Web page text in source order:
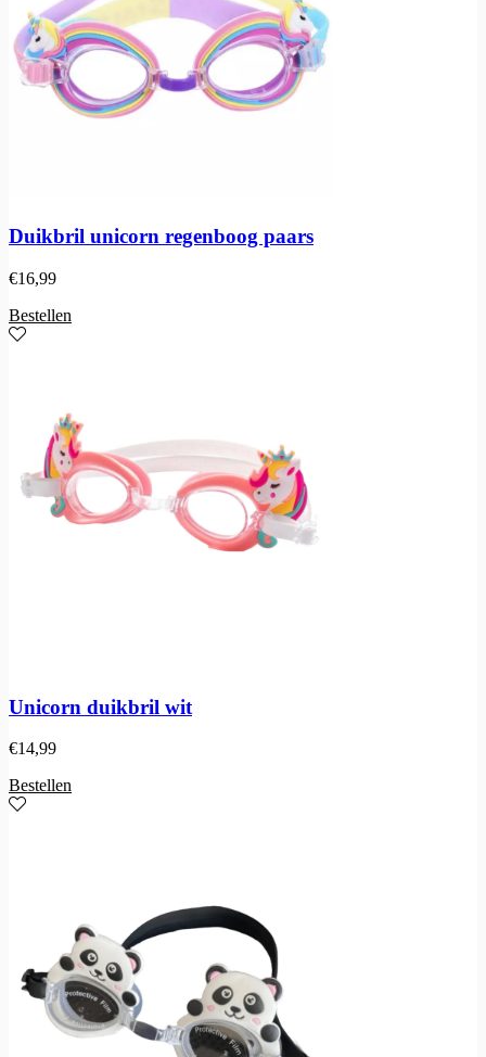
Duikbril unicorn regenboog paars
€16,99
Bestellen
Unicorn duikbril wit
€14,99
Bestellen